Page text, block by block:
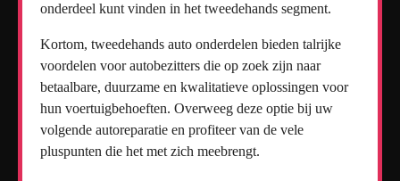
onderdeel kunt vinden in het tweedehands segment.
Kortom, tweedehands auto onderdelen bieden talrijke
voordelen voor autobezitters die op zoek zijn naar
betaalbare, duurzame en kwalitatieve oplossingen voor
hun voertuigbehoeften. Overweeg deze optie bij uw
volgende autoreparatie en profiteer van de vele
pluspunten die het met zich meebrengt.